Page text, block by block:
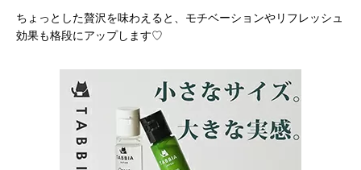
ちょっとした贅沢を味わえると、モチベーションやリフレッシュ
効果も格段にアップします♡